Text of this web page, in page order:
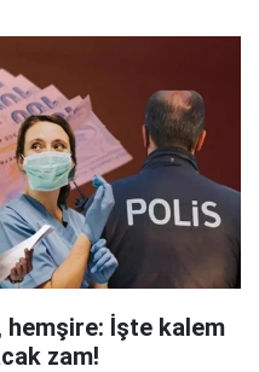
hemşire: İşte kalem
zam!